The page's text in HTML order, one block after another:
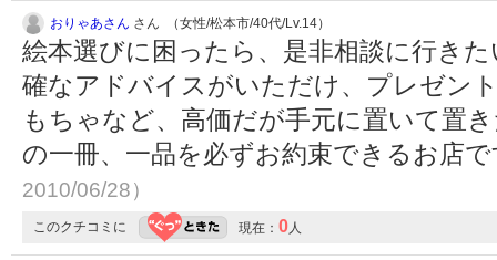
おりゃあさん さん （女性/松本市/40代/Lv.14）
絵本選びに困ったら、是非相談に行き
確なアドバイスがいただけ、プレゼン
もちゃなど、高価だが手元に置いて置
の一冊、一品を必ずお約束できるお店
2010/06/28）
このクチコミに 現在： 0人